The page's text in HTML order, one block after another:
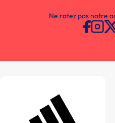
Ne ratez pas notre